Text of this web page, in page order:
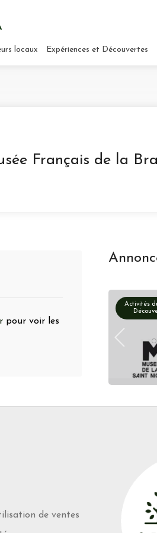
locaux Expériences et Découvertes
Français de la
pour voir les
Activités
de ventes